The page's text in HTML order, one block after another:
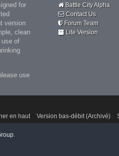
for
version
clean
use of
use
Battle City Alpha
Contact Us
Forum Team
Lite Version
en haut Version bas-débit (Archivé)
.